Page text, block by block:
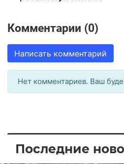
Комментарии (0)
Написать комментарий
Нет комментариев. Ваш
Последние